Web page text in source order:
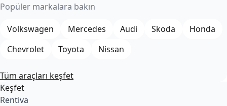
Popüler markalara bakın
Volkswagen
Mercedes Audi Skoda
Honda
Chevrolet
Toyota Nissan
Tüm araçları keşfet
Keşfet
Rentiva